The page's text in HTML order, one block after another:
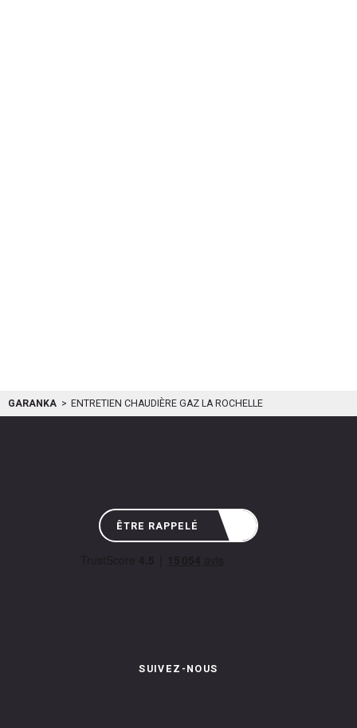
GARANKA ENTRETIEN CHAUDIÈRE GAZ LA ROCHELLE
ÊTRE RAPPELÉ
SUIVEZ-NOUS